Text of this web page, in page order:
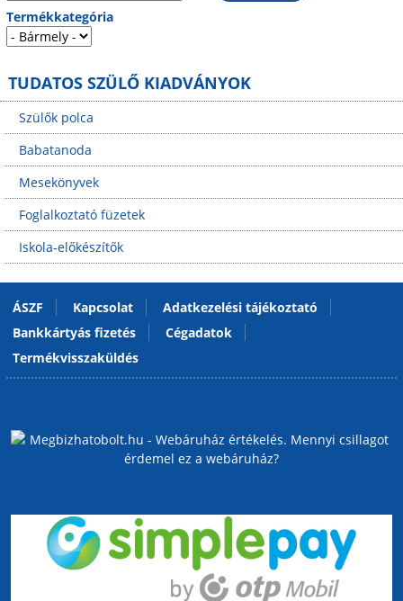
Termékkategória
TUDATOS SZÜLŐ KIADVÁNYOK
Szülők polca
Babatanoda
Mesekönyvek
Foglalkoztató füzetek
Iskola-előkészítők
ÁSZF Kapcsolat
Adatkezelési tájékoztató
Bankkártyás fizetés
Cégadatok
Termékvisszaküldés